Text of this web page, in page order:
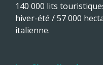
140 000 lits
hiver-été / 57 000
italienne.